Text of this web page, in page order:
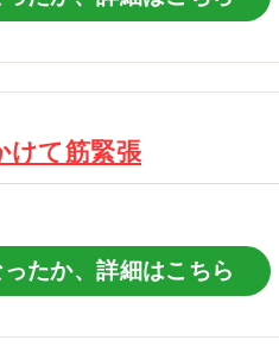
けて筋緊張
たか、詳細はこちら